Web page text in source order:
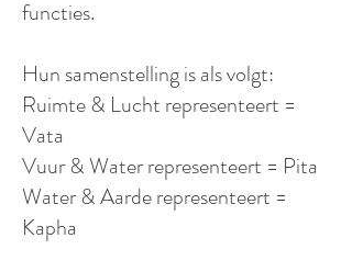
functies.
Hun samenstelling is als volgt:
Ruimte & Lucht representeert =
Vata
Vuur & Water representeert = Pita
Water & Aarde representeert =
Kapha